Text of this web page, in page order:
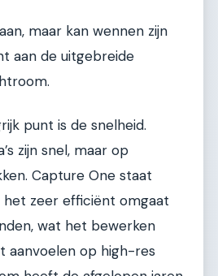
maar kan wennen zijn
aan de uitgebreide
punt is de snelheid.
zijn snel, maar op
Capture One staat
zeer efficiënt omgaat
wat het bewerken
aanvoelen op high-res